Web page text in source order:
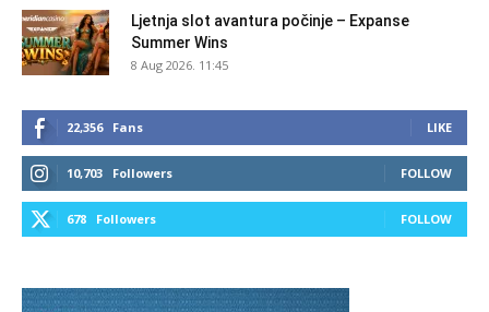
Ljetnja slot avantura počinje – Expanse
Summer Wins
8 Aug 2026. 11:45
22,356 Fans LIKE
10,703 Followers FOLLOW
678 Followers FOLLOW